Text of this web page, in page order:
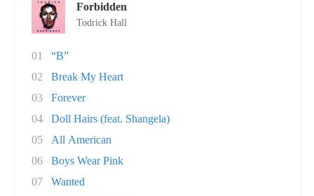
Forbidden
Todrick Hall
01
“B”
02
Break My Heart
03
Forever
04
Doll Hairs (feat. Shangela)
05
All American
06
Boys Wear Pink
07
Wanted